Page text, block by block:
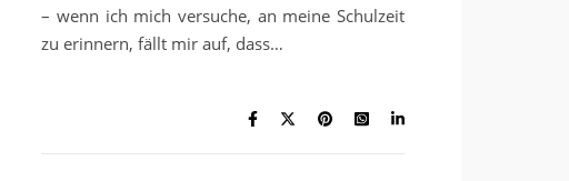
– wenn ich mich versuche, an meine Schulzeit
zu erinnern, fällt mir auf, dass…